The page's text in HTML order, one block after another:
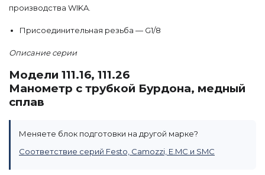
производства WIKA.
Присоединительная резьба — G1/8
Описание серии
Модели 111.16, 111.26
Манометр с трубкой Бурдона, медный
сплав
Меняете блок подготовки на другой марке?
Соответствие серий Festo, Camozzi, E.MC и SMC